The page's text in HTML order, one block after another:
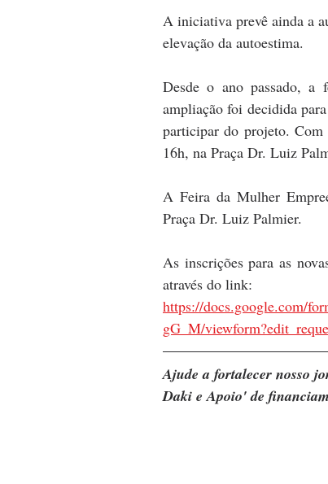
A iniciativa prevê ainda a
elevação da autoestima.
Desde o ano passado, a
ampliação foi decidida
participar do projeto. Com
16h, na Praça Dr. Luiz
A Feira da Mulher
Praça Dr. Luiz Palmier.
As inscrições para as
através do link:
https://docs.google.com/
gG_M/
Ajude a fortalecer nosso
Daki e Apoio' de